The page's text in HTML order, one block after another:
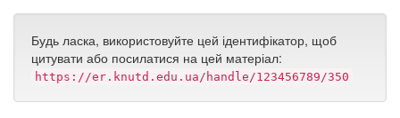
Будь ласка, використовуйте цей ідентифікатор, щоб
цитувати або посилатися на цей матеріал:
https://er.knutd.edu.ua/handle/123456789/350